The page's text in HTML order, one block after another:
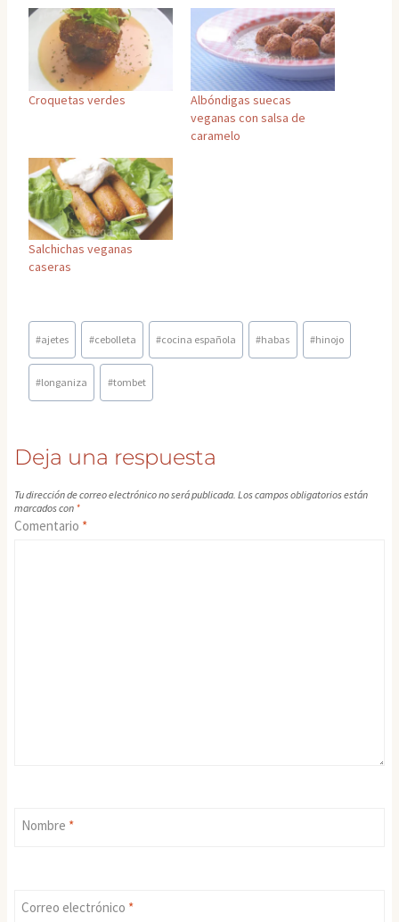
Croquetas verdes
Albóndigas suecas
veganas con salsa de
caramelo
Salchichas veganas
caseras
Etiquetas
de
la
#ajetes #cebolleta #cocina española #habas #hinojo
#longaniza #tombet
Deja una respuesta
Tu dirección de correo electrónico no será publicada. Los campos obligatorios están
marcados con *
Comentario *
Nombre *
Correo electrónico *